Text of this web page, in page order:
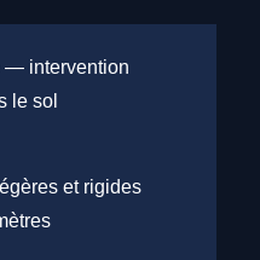
— intervention
le sol
et rigides